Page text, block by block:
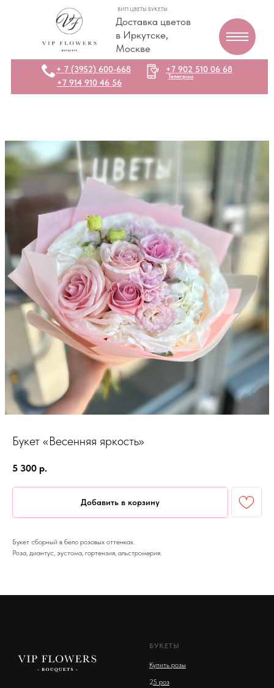
Доставка цветов
в Иркутске,
Москве
ВИП ЦВЕТЫ БУКЕТЫ
+7 914 910 46 56
+7 902 510 06 68
Телеграм
+ 7 (3952) 600-668
Букет «Весенняя яркость»
5 300 р.
Добавить в корзину
Букет сборный в бело розовых оттенках.
Роза, диантус, эустома, гортензия, альстромерия.
БУКЕТЫ
Купить розы
25 роз